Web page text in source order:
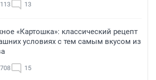
13
«Картошка»: классический рецепт
условиях с тем самым вкусом из
15